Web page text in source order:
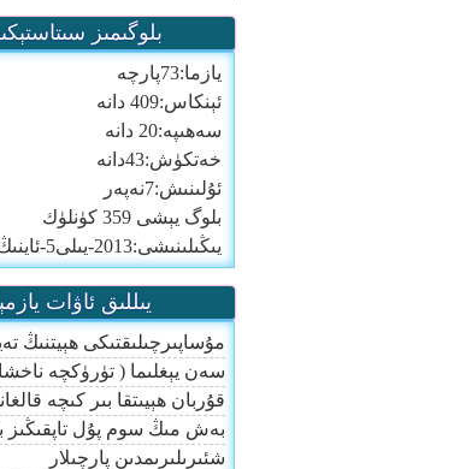
بلوگىمىز
يازما:73پارچە
ئېنكاس:409 دانە
سەھىپە:20 دانە
خەتكۈش:43دانە
ئۇلىنىش:7نەپەر
بلوگ يېشى 359 كۈنلۈك
يىڭىلىنىشى:2013-يىلى5-ئاينىڭ19-كۈنى
يىللىق ئاۋات
مۇساپىرچىلىقتىكى ھېيتنىڭ
سەن يېغلىما ( تۈرۈكچە
قۇربان ھېيىتقا بىر كىچە
بەش مىڭ سوم پۇل تاپقىڭىز
شئىرىلىرىمدىن پارچىلار